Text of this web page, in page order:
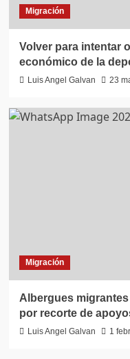
Migración
Volver para intentar
económico de la
Luis Angel Galvan 23
Migración
Albergues
por recorte de
Luis Angel Galvan 1